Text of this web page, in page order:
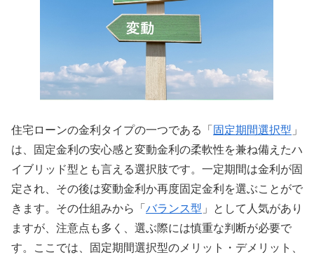
住宅ローンの金利タイプの一つである「 固定期間選択型 」
は、固定金利の安心感と変動金利の柔軟性を兼ね備えたハ
イブリッド型とも言える選択肢です。一定期間は金利が固
定され、その後は変動金利か再度固定金利を選ぶことがで
きます。その仕組みから「 バランス型 」として人気があり
ますが、注意点も多く、選ぶ際には慎重な判断が必要で
す。ここでは、固定期間選択型のメリット・デメリット、